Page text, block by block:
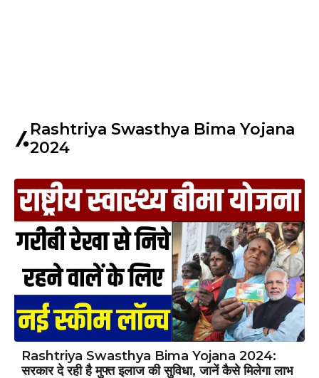
Rashtriya Swasthya Bima Yojana
2024
Rashtriya Swasthya Bima Yojana 2024:
सरकार दे रही है मुफ्त इलाज की सुविधा, जानें कैसे मिलेगा लाभ